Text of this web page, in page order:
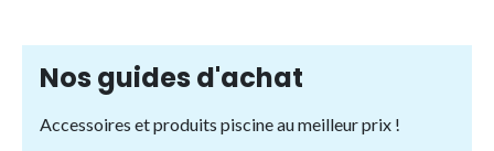
Nos guides d'achat
Accessoires et produits piscine au meilleur prix !